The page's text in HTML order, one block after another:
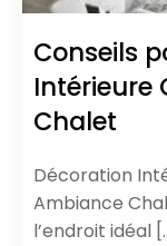
Conseils
Intérieure
Chalet
Décoration
Ambiance
l’endroit idéal